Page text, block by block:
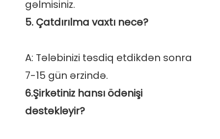
A: Tələbinizi təsdiq etdikdən sonra
6.Şirkətiniz hansı ödənişi